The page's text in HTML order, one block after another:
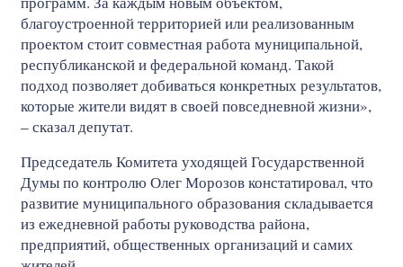
благоустроенной территорией или реализованным
проектом стоит совместная работа муниципальной,
республиканской и федеральной команд. Такой
подход позволяет добиваться конкретных результатов,
которые жители видят в своей повседневной жизни»,
– сказал депутат.
Председатель Комитета уходящей Государственной
Думы по контролю Олег Морозов констатировал, что
развитие муниципального образования складывается
из ежедневной работы руководства района,
предприятий, общественных организаций и самих